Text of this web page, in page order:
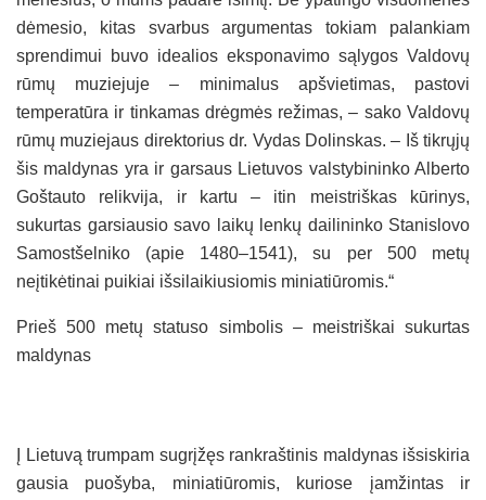
dėmesio, kitas svarbus argumentas tokiam palankiam
sprendimui buvo idealios eksponavimo sąlygos Valdovų
rūmų muziejuje – minimalus apšvietimas, pastovi
temperatūra ir tinkamas drėgmės režimas, – sako Valdovų
rūmų muziejaus direktorius dr. Vydas Dolinskas. – Iš tikrųjų
šis maldynas yra ir garsaus Lietuvos valstybininko Alberto
Goštauto relikvija, ir kartu – itin meistriškas kūrinys,
sukurtas garsiausio savo laikų lenkų dailininko Stanislovo
Samostšelniko (apie 1480–1541), su per 500 metų
neįtikėtinai puikiai išsilaikiusiomis miniatiūromis.“
Prieš 500 metų statuso simbolis – meistriškai sukurtas
maldynas
Į Lietuvą trumpam sugrįžęs rankraštinis maldynas išsiskiria
gausia puošyba, miniatiūromis, kuriose įamžintas ir